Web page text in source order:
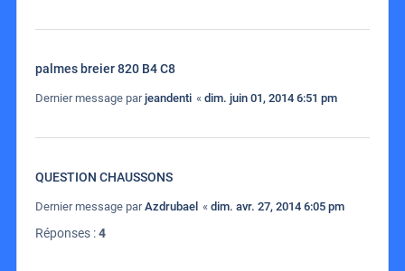
palmes breier 820 B4 C8
Dernier message parjeandenti « dim. juin 01, 2014 6:51 pm
QUESTION CHAUSSONS
Dernier message parAzdrubael « dim. avr. 27, 2014 6:05 pm
Réponses :4